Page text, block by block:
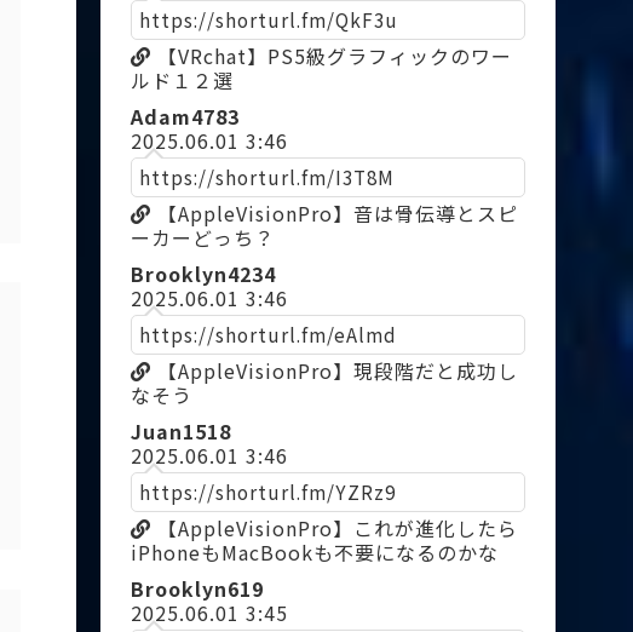
https://shorturl.fm/QkF3u
【VRchat】PS5級グラフィックのワー
ルド１２選
Adam4783
2025.06.01 3:46
https://shorturl.fm/I3T8M
【AppleVisionPro】音は骨伝導とスピ
ーカーどっち？
Brooklyn4234
2025.06.01 3:46
https://shorturl.fm/eAlmd
【AppleVisionPro】現段階だと成功し
なそう
Juan1518
2025.06.01 3:46
https://shorturl.fm/YZRz9
【AppleVisionPro】これが進化したら
iPhoneもMacBookも不要になるのかな
Brooklyn619
2025.06.01 3:45